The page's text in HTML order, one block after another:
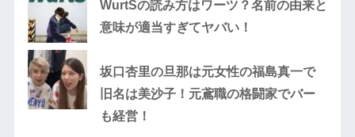
WurtSの読み方はワーツ？名前の由来と
意味が適当すぎてヤバい！
坂口杏里の旦那は元女性の福島真一で
旧名は美沙子！元鳶職の格闘家でバー
も経営！